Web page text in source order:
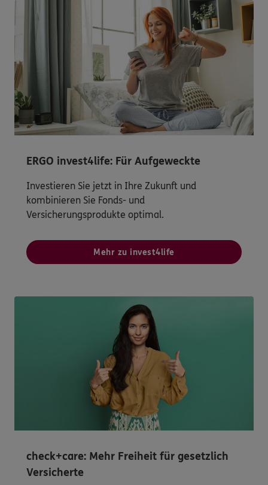
ERGO invest4life: Für Aufgeweckte
Investieren Sie jetzt in Ihre Zukunft und
kombinieren Sie Fonds- und
Versicherungsprodukte optimal.
Mehr zu invest4life
check+care: Mehr Freiheit für gesetzlich
Versicherte